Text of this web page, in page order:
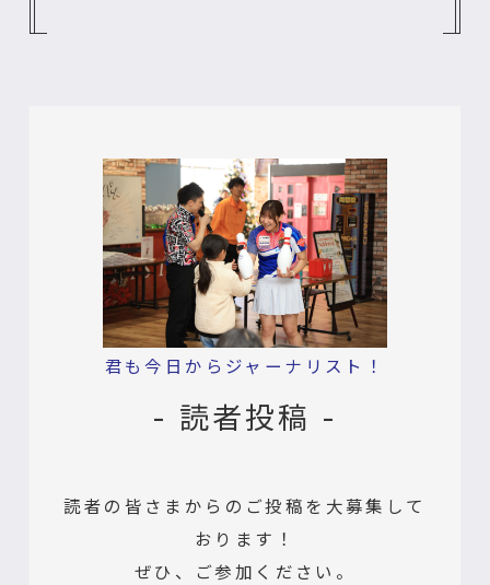
君も今日からジャーナリスト！
- 読者投稿 -
読者の皆さまからのご投稿を大募集して
おります！
ぜひ、ご参加ください。